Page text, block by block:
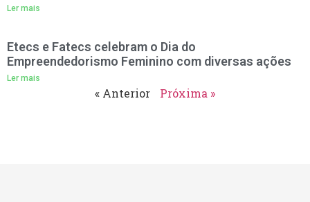
Ler mais
Etecs e Fatecs celebram o Dia do
Empreendedorismo Feminino com diversas ações
Ler mais
« Anterior Próxima »